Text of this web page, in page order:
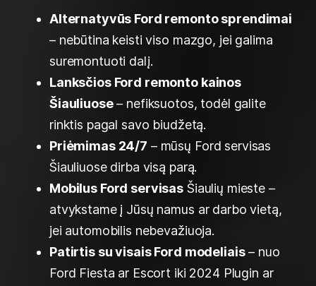
Alternatyvūs Ford remonto sprendimai
– nebūtina keisti viso mazgo, jei galima
suremontuoti dalį.
Lanksčios Ford remonto kainos
Šiauliuose– nefiksuotos, todėl galite
rinktis pagal savo biudžetą.
Priėmimas 24/7 – mūsų Ford servisas
Šiauliuose dirba visą parą.
Mobilus Ford servisas Šiaulių mieste –
atvykstame į Jūsų namus ar darbo vietą,
jei automobilis nebevažiuoja.
Patirtis su visais Ford modeliais– nuo
Ford Fiesta ar Escort iki 2024 Plugin ar